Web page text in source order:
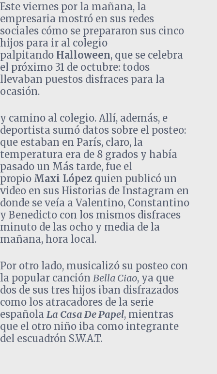
Este viernes por la mañana, la
empresaria mostró en sus redes
sociales cómo se prepararon sus cinco
hijos para ir al colegio
palpitando Halloween, que se celebra
el próximo 31 de octubre: todos
llevaban puestos disfraces para la
ocasión.
y camino al colegio. Allí, además, e
deportista sumó datos sobre el posteo:
que estaban en París, claro, la
temperatura era de 8 grados y había
pasado un Más tarde, fue el
propio Maxi López quien publicó un
video en sus Historias de Instagram en
donde se veía a Valentino, Constantino
y Benedicto con los mismos disfraces
minuto de las ocho y media de la
mañana, hora local.
Por otro lado, musicalizó su posteo con
la popular canción Bella Ciao, ya que
dos de sus tres hijos iban disfrazados
como los atracadores de la serie
española La Casa De Papel, mientras
que el otro niño iba como integrante
del escuadrón S.W.A.T.